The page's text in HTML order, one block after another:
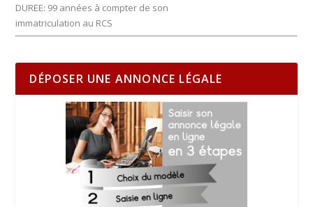
DUREE: 99 années à compter de son
immatriculation au RCS
DÉPOSER UNE ANNONCE LÉGALE